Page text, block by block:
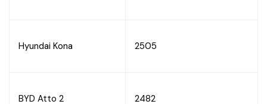
Hyundai Kona 2505
BYD Atto 2 2482